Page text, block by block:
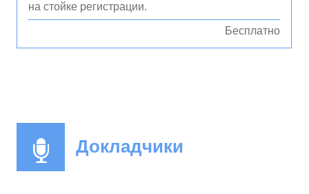
на стойке регистрации.
Бесплатно
Докладчики